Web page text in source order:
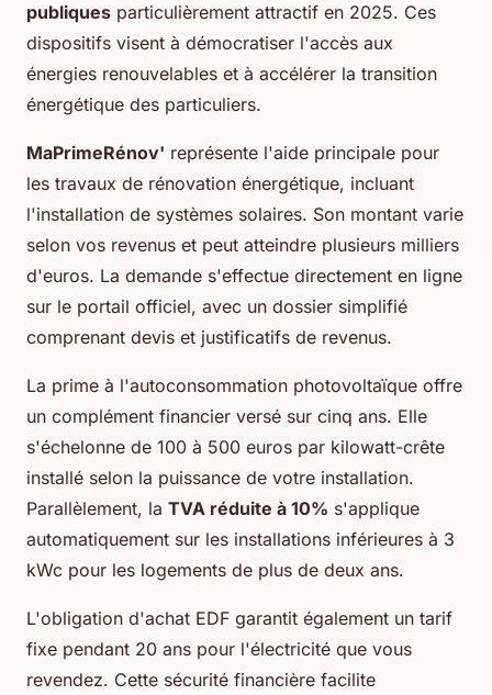
publiques particulièrement attractif en 2025. Ces
dispositifs visent à démocratiser l'accès aux
énergies renouvelables et à accélérer la transition
énergétique des particuliers.
MaPrimeRénov' représente l'aide principale pour
les travaux de rénovation énergétique, incluant
l'installation de systèmes solaires. Son montant varie
selon vos revenus et peut atteindre plusieurs milliers
d'euros. La demande s'effectue directement en ligne
sur le portail officiel, avec un dossier simplifié
comprenant devis et justificatifs de revenus.
La prime à l'autoconsommation photovoltaïque offre
un complément financier versé sur cinq ans. Elle
s'échelonne de 100 à 500 euros par kilowatt-crête
installé selon la puissance de votre installation.
Parallèlement, la TVA réduite à 10% s'applique
automatiquement sur les installations inférieures à 3
kWc pour les logements de plus de deux ans.
L'obligation d'achat EDF garantit également un tarif
fixe pendant 20 ans pour l'électricité que vous
revendez. Cette sécurité financière facilite